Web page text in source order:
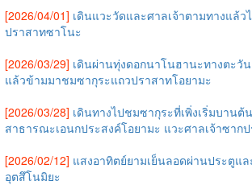
[2026/04/01] เดินแวะวัดและศาลเจ้าตามทางแล้
ปราสาทซาโนะ
[2026/03/29] เดินผ่านทุ่งดอกนาโนฮานะทางตะวั
แล้วข้ามมาชมซากุระแถวปราสาทโอยามะ
[2026/03/28] เดินทางไปชมซากุระที่เพิ่งเริ่มบาน
สาธารณะเอนกประสงค์โอยามะ แวะศาลเจ้าซาก
[2026/02/12] แสงอาทิตย์ยามเย็นลอดผ่านประตูแ
อุตสึโนมิยะ